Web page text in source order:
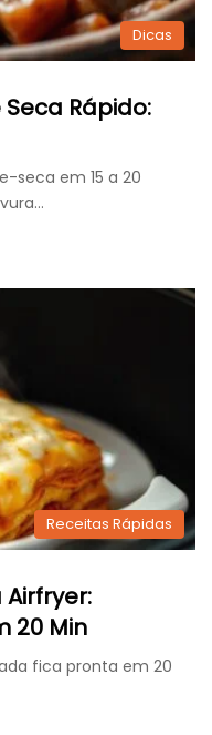
Dicas
Rápido:
seca em 15 a 20
Receitas Rápidas
20 Min
fica pronta em 20